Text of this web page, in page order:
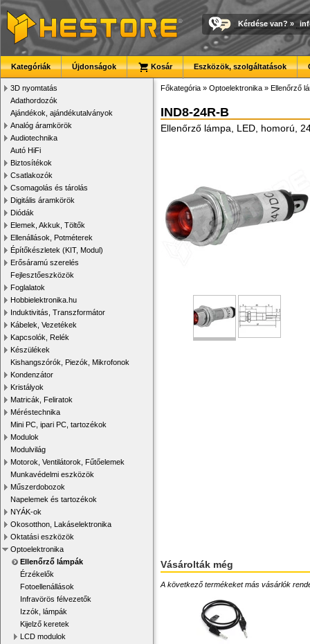
Kérdése van? »
Kategóriák Újdonságok Kosár Eszközök, szolgáltatások
3D nyomtatás
Adathordozók
Ajándékok, ajándékutalványok
Analóg áramkörök
Audiotechnika
Autó HiFi
Biztosítékok
Csatlakozók
Csomagolás és tárolás
Digitális áramkörök
Diódák
Elemek, Akkuk, Töltők
Ellenállások, Potméterek
Építőkészletek (KIT, Modul)
Erősáramú szerelés
Fejlesztőeszközök
Foglalatok
Hobbielektronika.hu
Induktivitás, Transzformátor
Kábelek, Vezetékek
Kapcsolók, Relék
Készülékek
Kishangszórók, Piezók, Mikrofonok
Kondenzátor
Kristályok
Matricák, Feliratok
Méréstechnika
Mini PC, ipari PC, tartozékok
Modulok
Modulvilág
Motorok, Ventilátorok, Fűtőelemek
Munkavédelmi eszközök
Műszerdobozok
Napelemek és tartozékok
NYÁK-ok
Okosotthon, Lakáselektronika
Oktatási eszközök
Optoelektronika
Ellenőrző lámpák
Érzékelők
Fotoellenállások
Infravörös félvezetők
Izzók, lámpák
Kijelző keretek
LCD modulok
Főkategória » Optoelektronika » Ellenőrző
IND8-24R-B
Ellenőrző lámpa, LED, homorú,
Vásárolták még
A következő termékeket más vásárlók